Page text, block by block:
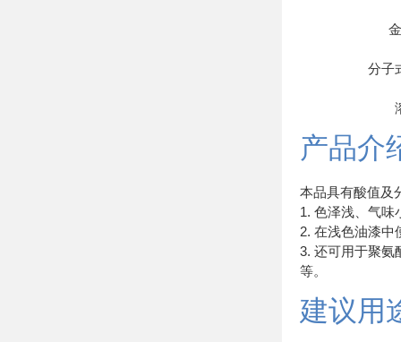
分子
产品介
本品具有酸值及
1. 色泽浅、气味
2. 在浅色油漆中
3. 还可用于聚氨
等。
建议用